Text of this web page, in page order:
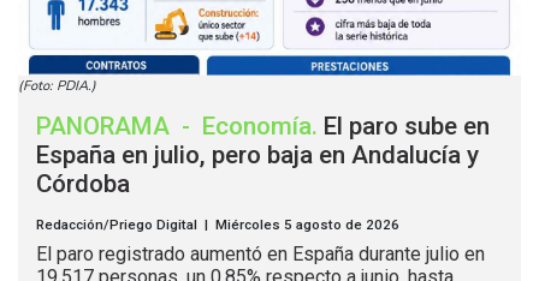
(Foto: PDIA.)
PANORAMA - Economía. El paro sube en
España en julio, pero baja en Andalucía y
Córdoba
Redacción/Priego Digital | Miércoles 5 agosto de 2026
El paro registrado aumentó en España durante julio en